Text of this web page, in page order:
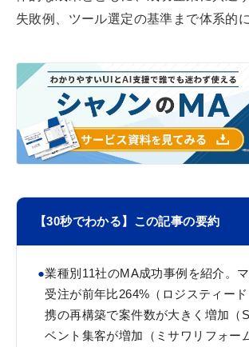
失敗例、ツール選定の基準まで体系的
【30秒でわかる】この記事の要約
●業種別11社のMA成功事例を紹介。
受注が前年比264%（ロジスティー
携の再構築で案件数が大きく増加（
ベント集客が増加（ミサワリフォー